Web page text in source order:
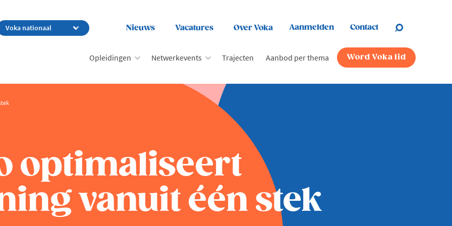
Nieuws Vacatures Over Voka Aanmelden Contact
Opleidingen Netwerkevents Trajecten Aanbod per thema Word Voka lid
optimaliseert
vanuit één stek